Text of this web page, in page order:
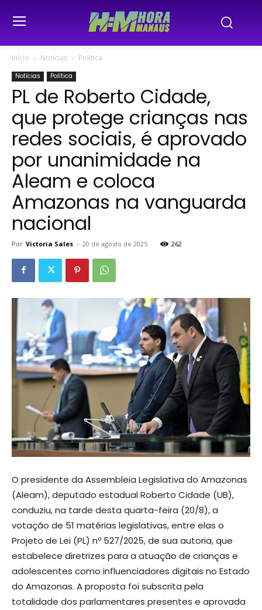
Início Notícias Política
Notícias Política
PL de Roberto Cidade,
que protege crianças nas
redes sociais, é aprovado
por unanimidade na
Aleam e coloca
Amazonas na vanguarda
nacional
Por Victoria Sales - 20 de agosto de 2025 262
O presidente da Assembleia Legislativa do Amazonas
(Aleam), deputado estadual Roberto Cidade (UB),
conduziu, na tarde desta quarta-feira (20/8), a
votação de 51 matérias legislativas, entre elas o
Projeto de Lei (PL) nº 527/2025, de sua autoria, que
estabelece diretrizes para a atuação de crianças e
adolescentes como influenciadores digitais no Estado
do Amazonas. A proposta foi subscrita pela
totalidade dos parlamentares presentes e aprovada